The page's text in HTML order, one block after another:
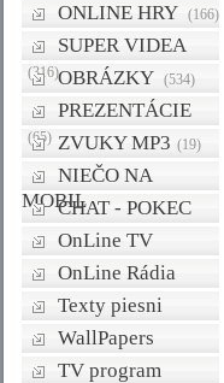
ONLINE HRY (166)
SUPER VIDEA
(316)OBRÁZKY (534)
PREZENTÁCIE
(65) ZVUKY MP3 (19)
NIEČO NA
MOBILCHAT - POKEC
OnLine TV
OnLine Rádia
Texty piesni
WallPapers
TV program